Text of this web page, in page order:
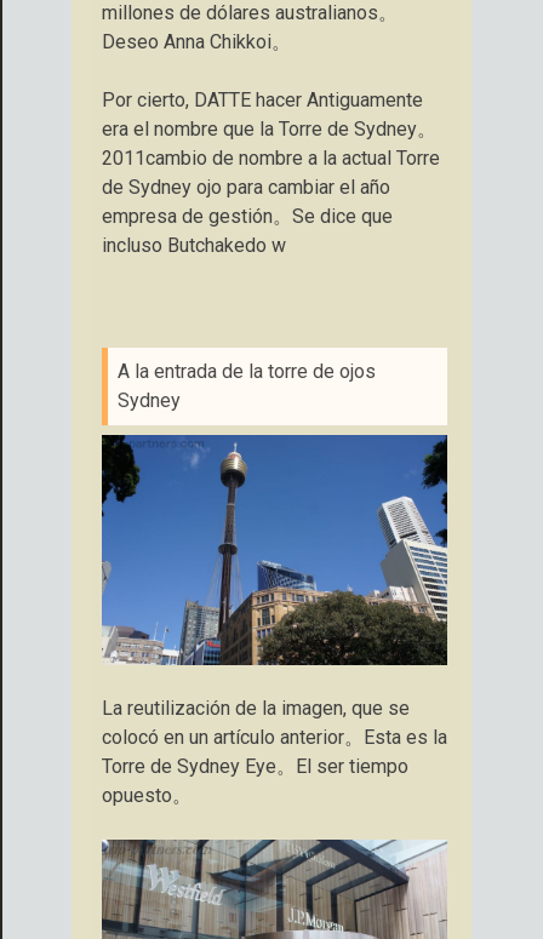
millones de dólares australianos。
Deseo Anna Chikkoi。
Por cierto, DATTE hacer Antiguamente
era el nombre que la Torre de Sydney。
2011cambio de nombre a la actual Torre
de Sydney ojo para cambiar el año
empresa de gestión。Se dice que
incluso Butchakedo w
A la entrada de la torre de ojos
Sydney
La reutilización de la imagen, que se
colocó en un artículo anterior。Esta es la
Torre de Sydney Eye。El ser tiempo
opuesto。